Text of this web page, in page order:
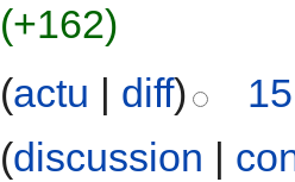
(+162)
(actu | diff)
(discussion |